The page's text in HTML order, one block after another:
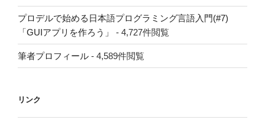
プロデルで始める日本語プログラミング言語入門(#7)
「GUIアプリを作ろう」
- 4,727件閲覧
筆者プロフィール - 4,589件閲覧
リンク